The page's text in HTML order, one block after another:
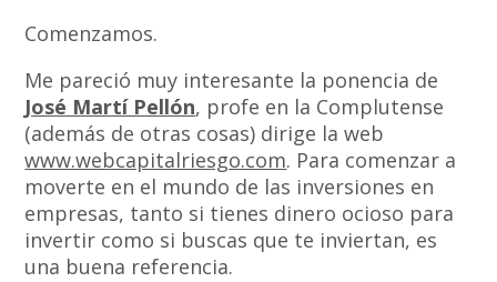
Comenzamos.
Me pareció muy interesante la ponencia de
José Martí Pellón, profe en la Complutense
(además de otras cosas) dirige la web
www.webcapitalriesgo.com. Para comenzar a
moverte en el mundo de las inversiones en
empresas, tanto si tienes dinero ocioso para
invertir como si buscas que te inviertan, es
una buena referencia.